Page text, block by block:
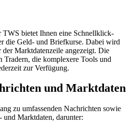
TWS bietet Ihnen eine Schnellklick-
die Geld- und Briefkurse. Dabei wird
Marktdatenzeile angezeigt. Die
Tradern, die komplexere Tools und
zur Verfügung.
und Marktdaten
zu umfassenden Nachrichten sowie
und Marktdaten, darunter: